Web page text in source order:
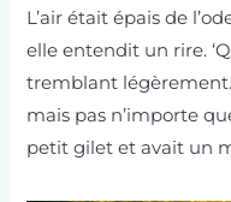
L’air était épais de
elle entendit un rire.
tremblant
mais pas n’importe
petit gilet et avait un